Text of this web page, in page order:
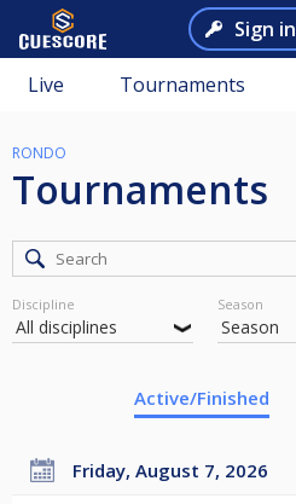
Sign in
Live Tournaments
RONDO
Tournaments
Discipline Season
Active/Finished
Friday, August 7, 2026